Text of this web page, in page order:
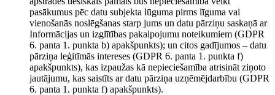
pasākumus pēc datu subjekta lūguma pirms līguma vai
vienošanās noslēgšanas starp jums un datu pārziņu saskaņā ar
Informācijas un izglītības pakalpojumu noteikumiem (GDPR
6. panta 1. punkta b) apakšpunkts); un citos gadījumos – datu
pārziņa leģitīmās intereses (GDPR 6. panta 1. punkta f)
apakšpunkts), kas izpaužas kā nepieciešamība atrisināt ziņoto
jautājumu, kas saistīts ar datu pārziņa uzņēmējdarbību (GDPR
6. panta 1. punkta f) apakšpunkts).